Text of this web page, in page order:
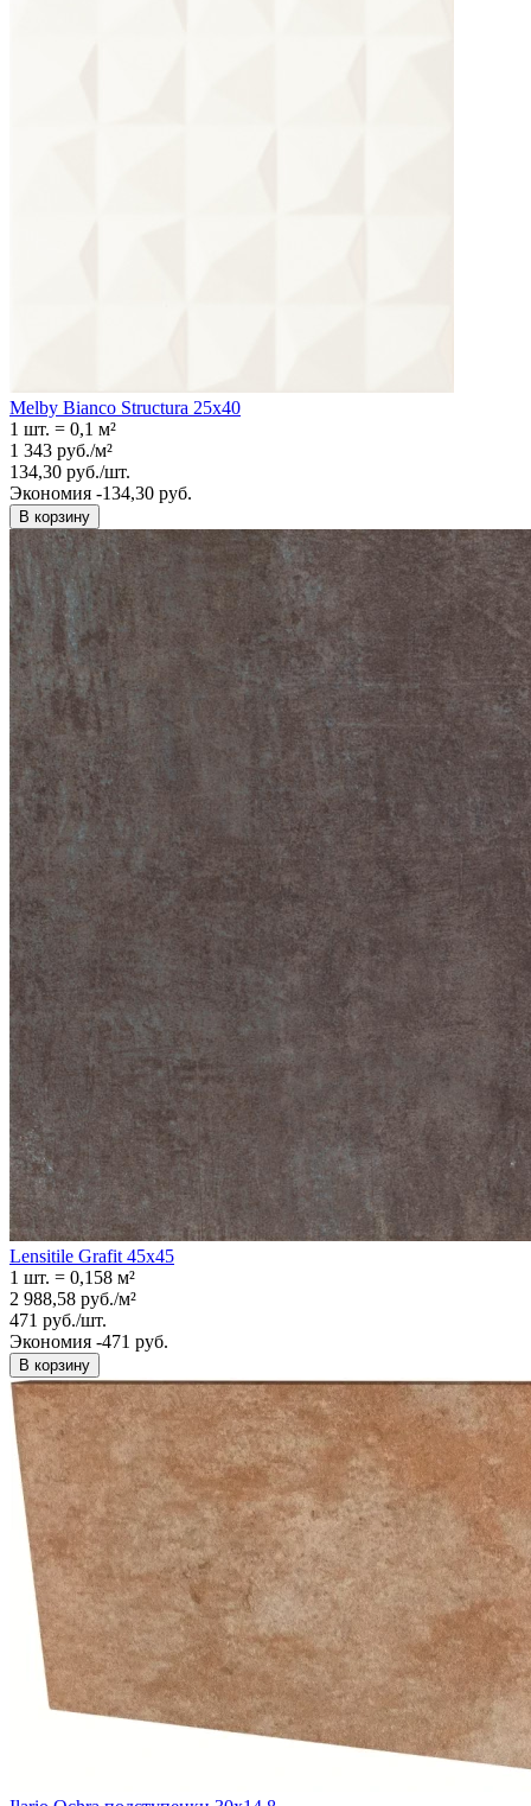
Melby Bianco Structura 25х40
1 шт. = 0,1 м²
1 343 руб./м²
134,30 руб./шт.
Экономия -134,30 руб.
В корзину
Lensitile Grafit 45x45
1 шт. = 0,158 м²
2 988,58 руб./м²
471 руб./шт.
Экономия -471 руб.
В корзину